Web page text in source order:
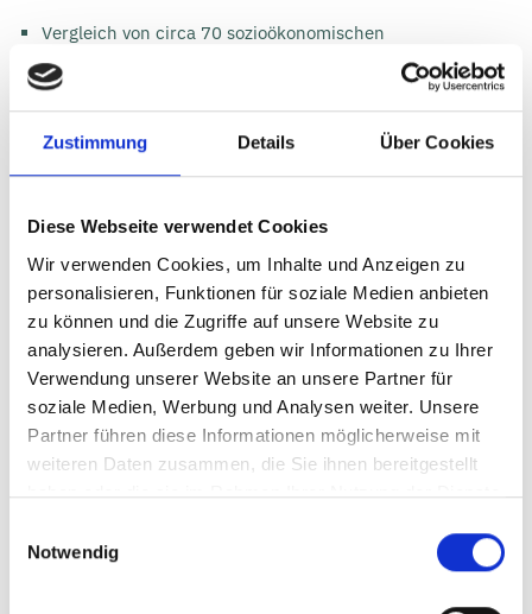
Zustimmung Details Über Cookies
Diese Webseite verwendet Cookies
Wir verwenden Cookies, um Inhalte und Anzeigen zu
personalisieren, Funktionen für soziale Medien anbieten
zu können und die Zugriffe auf unsere Website zu
analysieren. Außerdem geben wir Informationen zu Ihrer
Verwendung unserer Website an unsere Partner für
soziale Medien, Werbung und Analysen weiter. Unsere
Partner führen diese Informationen möglicherweise mit
weiteren Daten zusammen, die Sie ihnen bereitgestellt
haben oder die sie im Rahmen Ihrer Nutzung der Dienste
Notwendig
Vergleich von circa 70 sozioökonomischen
Standortfaktoren
Ableitung von wirtschaftlichen Kompetenzfeldern
Betrachtung der Innovationskraft (Fachkräfte,
Bewertung der Gewerbeflächensituation
Analyse des Außenauftritts